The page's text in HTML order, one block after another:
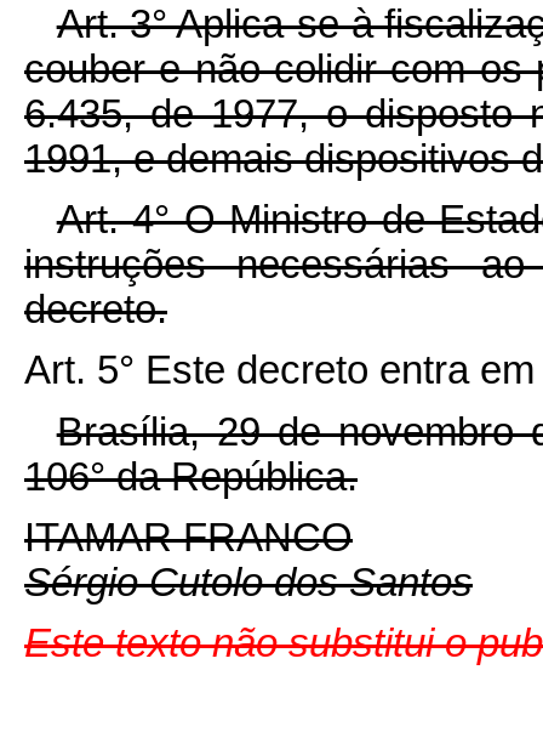
Art. 3° Aplica-se à
couber e não colidir com os
6.435, de 1977, o disposto
1991, e demais dispositivos
Art. 4° O Ministro de
instruções necessárias
decreto.
Art. 5° Este decreto entra
Brasília, 29 de novembro
106° da República.
ITAMAR FRANCO
Sérgio Cutolo dos Santos
Este texto não substitui o